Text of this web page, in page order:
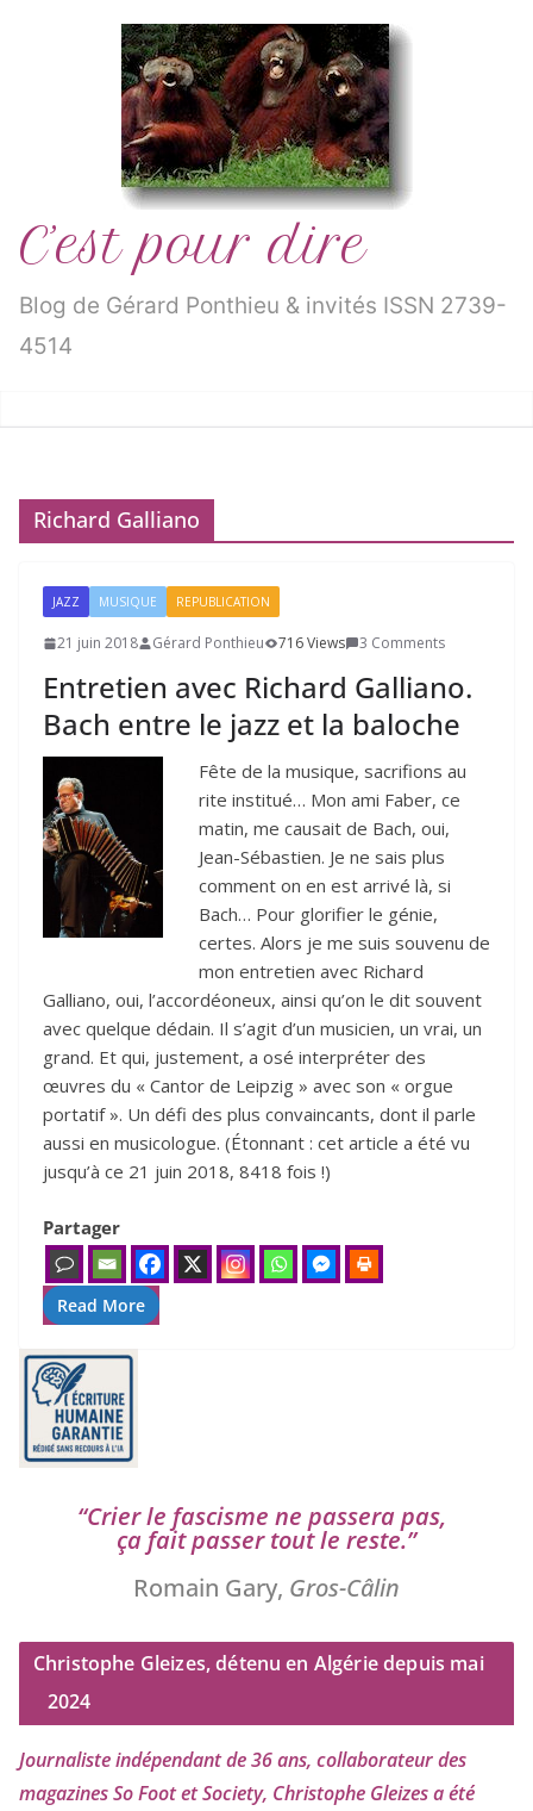
C’est pour dire
Blog de Gérard Ponthieu & invités ISSN 2739-
4514
Richard Galliano
JAZZ MUSIQUE REPUBLICATION
21 juin 2018 Gérard Ponthieu 716 Views 3 Comments
Entretien avec Richard Galliano.
Bach entre le jazz et la baloche
Fête de la musique, sacrifions au
rite institué… Mon ami Faber, ce
matin, me causait de Bach, oui,
Jean-Sébastien. Je ne sais plus
comment on en est arrivé là, si
Bach… Pour glorifier le génie,
certes. Alors je me suis souvenu de
mon entretien avec Richard
Galliano, oui, l’accordéoneux, ainsi qu’on le dit souvent
avec quelque dédain. Il s’agit d’un musicien, un vrai, un
grand. Et qui, justement, a osé interpréter des
œuvres du « Cantor de Leipzig » avec son « orgue
portatif ». Un défi des plus convaincants, dont il parle
aussi en musicologue. (Étonnant : cet article a été vu
jusqu’à ce 21 juin 2018, 8418 fois !)
Partager
Read More
“Crier le fas­cisme ne pas­se­ra pas,
ça fait pas­ser tout le reste.”
Romain Gary, Gros-Câlin
Christophe Gleizes, détenu en Algérie depuis mai
2024
Journaliste indé­pen­dant de36ans, col­la­bo­ra­teur des
maga­zines So Foot et Society, Christophe Gleizesa été